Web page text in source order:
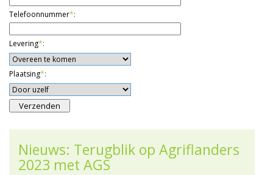
Telefoonnummer*:
Levering*:
Plaatsing*:
Nieuws: Terugblik op Agriflanders
2023 met AGS